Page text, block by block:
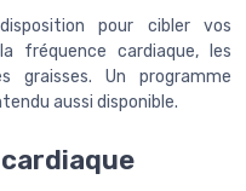
pour cibler vos
fréquence cardiaque, les
Un programme
aussi disponible.